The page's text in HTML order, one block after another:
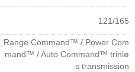
121/165
Range Command™ / Power Com
mand™ / Auto Command™ trinlø
s transmission